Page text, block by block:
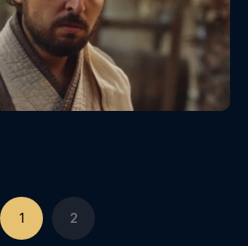
1 2